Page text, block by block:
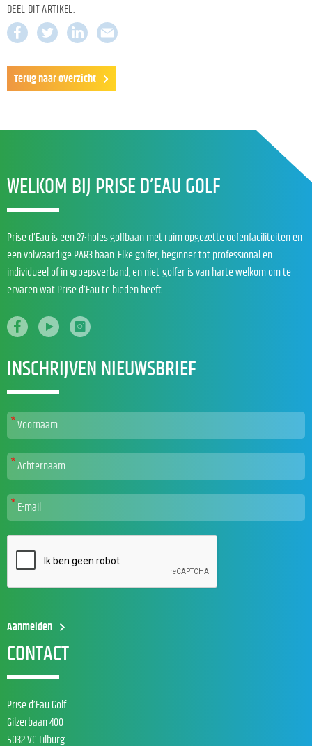
DEEL DIT ARTIKEL:
Terug naar overzicht
WELKOM BIJ PRISE D’EAU GOLF
Prise d’Eau is een 27-holes golfbaan met ruim opgezette oefenfaciliteiten en
een volwaardige PAR3 baan. Elke golfer, beginner tot professional en
individueel of in groepsverband, en niet-golfer is van harte welkom om te
ervaren wat Prise d’Eau te bieden heeft.
INSCHRIJVEN NIEUWSBRIEF
CONTACT
Prise d’Eau Golf
Gilzerbaan 400
5032 VC Tilburg